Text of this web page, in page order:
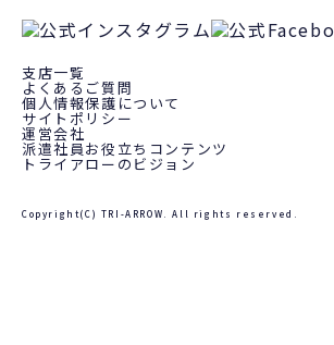
支店一覧
よくあるご質問
個人情報保護について
サイトポリシー
運営会社
派遣社員お役立ちコンテンツ
トライアローのビジョン
Copyright(C) TRI-ARROW. All rights reserved.